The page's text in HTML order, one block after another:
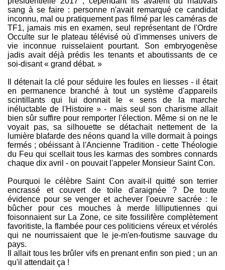
sang à se faire : personne n'avait remarqué ce candidat
inconnu, mal ou pratiquement pas filmé par les caméras de
TF1, jamais mis en examen, seul représentant de l'Ordre
Occulte sur le plateau télévisé où d'immenses univers de
vie inconnue ruisselaient pourtant. Son embryogenèse
jadis avait déjà prédis les tenants et aboutissants de ce
soi-disant « grand débat. »
Il détenait la clé pour séduire les foules en liesses - il était
en permanence branché à tout un système d'appareils
scintillants qui lui donnait le « sens de la marche
inéluctable de l'Histoire » - mais seul son charisme allait
bien sûr suffire pour remporter l'élection. Même si on ne le
voyait pas, sa silhouette se détachait nettement de la
lumière blafarde des néons quand la ville dormait à poings
fermés ; obéissant à l'Ancienne Tradition - cette Théologie
du Feu qui scellait tous les karmas des sombres connards
chaque dix avril - on pouvait l'appeler Monsieur Saint Con.
Pourquoi le célèbre Saint Con avait-il quitté son terrier
encrassé et couvert de toile d'araignée ? De toute
évidence pour se venger et achever l'oeuvre sacrée : le
bûcher pour ces mouches à merde lilliputiennes qui
foisonnaient sur La Zone, ce site fossilifère complètement
favoritiste, la flambée pour ces politiciens véreux et vérolés
qui ne nourrissaient que le je-m'en-foutisme sauvage du
pays.
Il allait tous les brûler vifs en prenant enfin son pied ; un an
qu'il attendait ça !